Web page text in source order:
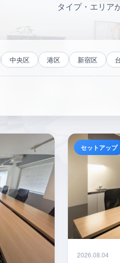
タイプ・エリア
中央区 港区 新宿区
セットアップ
2026.08.04